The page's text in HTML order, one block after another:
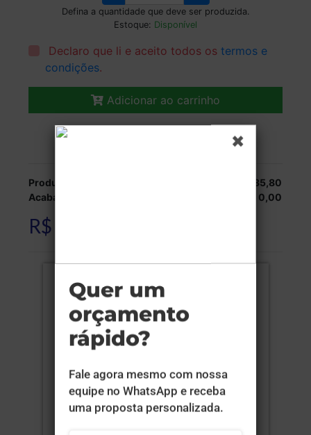
Defina a quantidade que deve ser produzida.
Estoque: Disponível
Declaro que li e aceito todos ostermos e
condições.
Adicionar ao carrinho
Veja as opções de entrega.
Produção:
R$ 635,80
Acabamentos:
R$ 0,00
R$ 635,80